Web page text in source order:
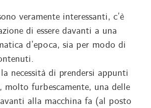
veramente interessanti, c’è
di essere davanti a una
d’epoca, sia per modo di
necessità di prendersi appunti
molto furbescamente, una delle
alla macchina fa (al posto